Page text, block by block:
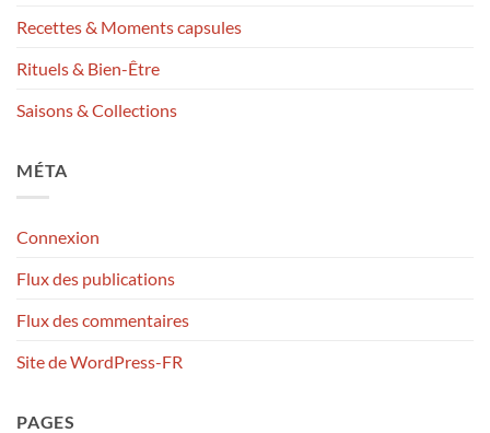
Recettes & Moments capsules
Rituels & Bien-Être
Saisons & Collections
MÉTA
Connexion
Flux des publications
Flux des commentaires
Site de WordPress-FR
PAGES